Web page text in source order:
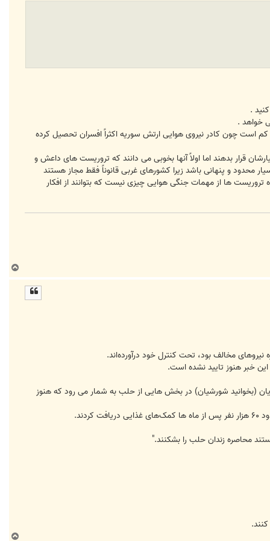
.
خواهد .
کم است چون کادر نیروی هوایی ارتش سوریه اکثراً افسران تحصیل کرده
قرار بدهند اما اولاً آنها بخوبی می دانند که تروریست های داعش و
و پنهانی باشد زیرا کشورهای غربی قانوناً فقط مجاز هستند
ها از مهمات جنگی هوایی چیزی نیست که بتوانند از افکار
ا
مخالف بود، تحت کنترل خود درآورده‌اند.
خبر هنوز تایید نشده است.
(بخوانید شورشیان) در بخش هایی از حلب به شمار می رود که هنوز
محاصره زندان حلب را بشکنند."